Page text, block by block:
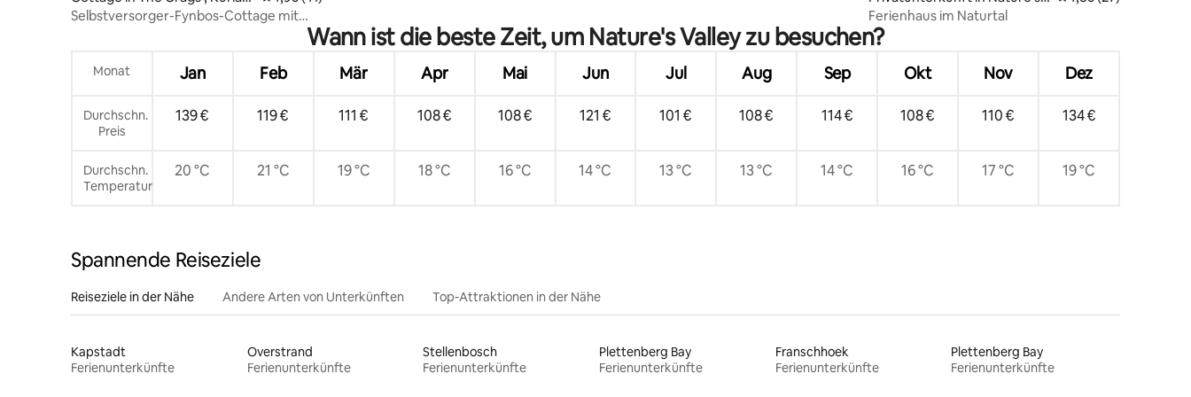
d
Selbstversorger-Fynbos-Cottage mit
Valley
Ferienhaus im Naturtal
Wann ist die beste Zeit, um Nature's Valley zu besuchen?
Monat Jan Feb Mär Apr Mai Jun Jul Aug Sep Okt Nov Dez
Durchschn.
Preis
139 € 119 € 111 € 108 € 108 € 121 € 101 € 108 € 114 € 108 € 110 € 134 €
Durchschn.
Temperatur
20 °C 21 °C 19 °C 18 °C 16 °C 14 °C 13 °C 13 °C 14 °C 16 °C 17 °C 19 °C
Spannende Reiseziele
Reiseziele in der Nähe Andere Arten von Unterkünften Top-Attraktionen in der Nähe
Kapstadt
Ferienunterkünfte
Overstrand
Ferienunterkünfte
Stellenbosch
Ferienunterkünfte
Plettenberg Bay
Ferienunterkünfte
Franschhoek
Ferienunterkünfte
Plettenberg Bay
Ferienunterkünfte